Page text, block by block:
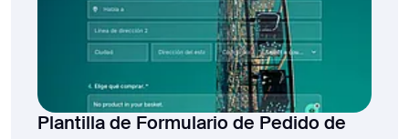
Plantilla de Formulario de Pedido de